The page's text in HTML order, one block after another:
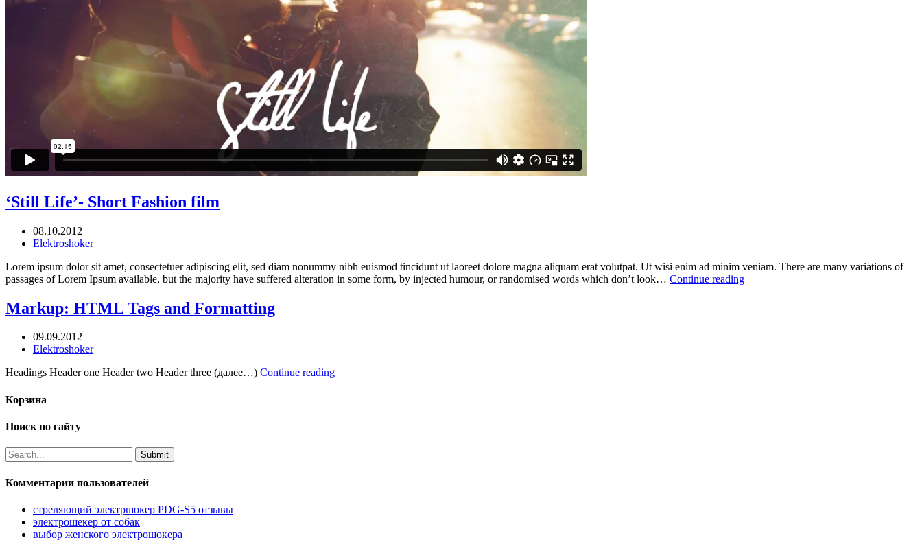
‘Still Life’- Short Fashion film
08.10.2012
Elektroshoker
Lorem ipsum dolor sit amet, consectetuer adipiscing elit, sed diam nonummy nibh euismod tincidunt ut laoreet dolore magna aliquam erat volutpat. Ut wisi enim ad minim veniam. There are many variations of
passages of Lorem Ipsum available, but the majority have suffered alteration in some form, by injected humour, or randomised words which don’t look… Continue reading
Markup: HTML Tags and Formatting
09.09.2012
Elektroshoker
Headings Header one Header two Header three (далее…) Continue reading
Корзина
Поиск по сайту
Комментарии пользователей
стреляющий электршокер PDG-S5 отзывы
электрошекер от собак
выбор женского электрошокера